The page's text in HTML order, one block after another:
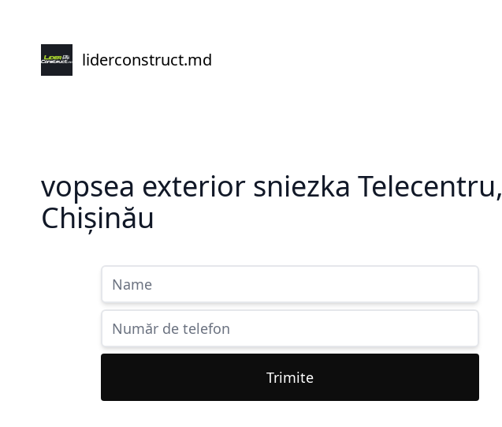
liderconstruct.md
vopsea exterior sniezka Telecentru,
Chișinău
Trimite